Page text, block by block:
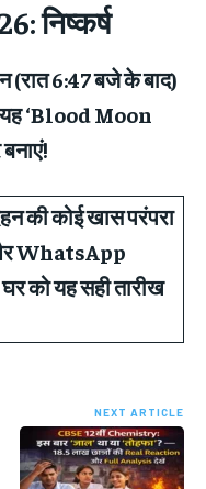
निष्कर्ष
(रात 6:47 बजे के बाद)
यह ‘Blood Moon
की कोई खास परंपरा
WhatsApp
को यह सही तारीख
NEXT ARTICLE